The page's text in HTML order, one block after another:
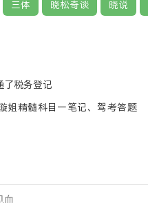
三体 晓松奇谈 晓说
了税务登记
姐精髓科目一笔记、驾考答题